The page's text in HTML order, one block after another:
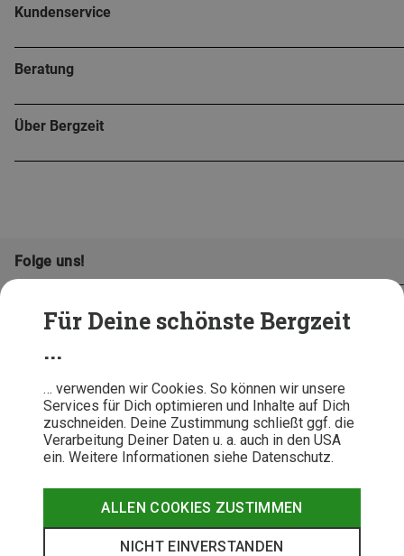
Für Deine schönste Bergzeit
...
… verwenden wir Cookies. So können wir unsere
Services für Dich optimieren und Inhalte auf Dich
zuschneiden. Deine Zustimmung schließt ggf. die
Verarbeitung Deiner Daten u. a. auch in den USA
ein. Weitere Informationen siehe Datenschutz.
ALLEN COOKIES ZUSTIMMEN
NICHT EINVERSTANDEN
Kundenservice
Beratung
Über Bergzeit
Folge uns!
© 2026 Bergzeit GmbH © Bergsport, Outdoor & Trekking Shop